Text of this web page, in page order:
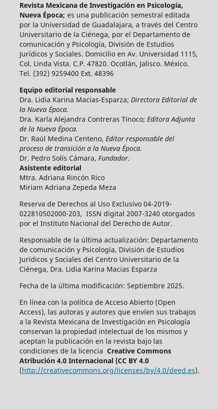
Revista Mexicana de Investigación en Psicología,
Nueva Época; es una publicación semestral editada
por la Universidad de Guadalajara, a través del Centro
Universitario de la Ciénega, por el Departamento de
comunicación y Psicología, División de Estudios
Jurídicos y Sociales. Domicilio en Av. Universidad 1115,
Col. Linda Vista. C.P. 47820. Ocotlán, Jalisco. México.
Tel. (392) 9259400 Ext. 48396
Equipo editorial responsable
Dra. Lidia Karina Macias-Esparza; Directora Editorial de
la Nueva Época.
Dra. Karla Alejandra Contreras Tinoco; Editora Adjunta
de la Nueva Época.
Dr. Raúl Medina Centeno, Editor responsable del
proceso de transición a la Nueva Época.
Dr. Pedro Solís Cámara, Fundador.
Asistente editorial
Mtra. Adriana Rincón Rico
Miriam Adriana Zepeda Meza
Reserva de Derechos al Uso Exclusivo 04-2019-
022810502000-203, ISSN digital 2007-3240 otorgados
por el Instituto Nacional del Derecho de Autor.
Responsable de la última actualización: Departamento
de comunicación y Psicología, División de Estudios
Jurídicos y Sociales del Centro Universitario de la
Ciénega, Dra. Lidia Karina Macias Esparza
Fecha de la última modificación: Septiembre 2025.
En línea con la política de Acceso Abierto (Open
Access), las autoras y autores que envíen sus trabajos
a la Revista Mexicana de Investigación en Psicología
conservan la propiedad intelectual de los mismos y
aceptan la publicación en la revista bajo las
condiciones de la licencia Creative Commons
Atribución 4.0 Internacional (CC BY 4.0
(http://creativecommons.org/licenses/by/4.0/deed.es).